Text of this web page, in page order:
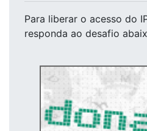
Para liberar o acesso do
responda ao desafio